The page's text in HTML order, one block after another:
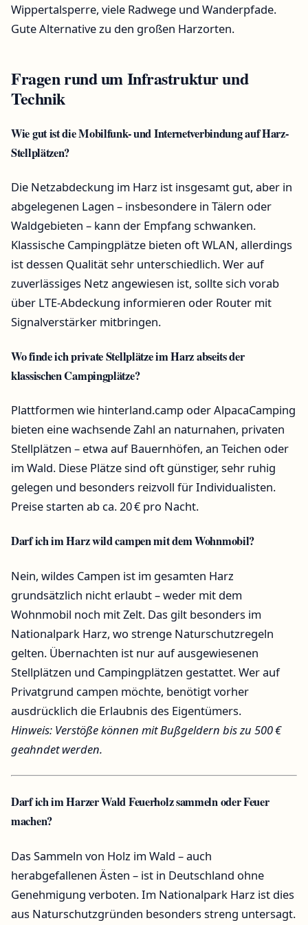
Wippertalsperre, viele Radwege und Wanderpfade.
Gute Alternative zu den großen Harzorten.
Fragen rund um Infrastruktur und
Technik
Wie gut ist die Mobilfunk- und Internetverbindung auf Harz-
Stellplätzen?
Die Netzabdeckung im Harz ist insgesamt gut, aber in
abgelegenen Lagen – insbesondere in Tälern oder
Waldgebieten – kann der Empfang schwanken.
Klassische Campingplätze bieten oft WLAN, allerdings
ist dessen Qualität sehr unterschiedlich. Wer auf
zuverlässiges Netz angewiesen ist, sollte sich vorab
über LTE-Abdeckung informieren oder Router mit
Signalverstärker mitbringen.
Wo finde ich private Stellplätze im Harz abseits der
klassischen Campingplätze?
Plattformen wie hinterland.camp oder AlpacaCamping
bieten eine wachsende Zahl an naturnahen, privaten
Stellplätzen – etwa auf Bauernhöfen, an Teichen oder
im Wald. Diese Plätze sind oft günstiger, sehr ruhig
gelegen und besonders reizvoll für Individualisten.
Preise starten ab ca. 20 € pro Nacht.
Darf ich im Harz wild campen mit dem Wohnmobil?
Nein, wildes Campen ist im gesamten Harz
grundsätzlich nicht erlaubt – weder mit dem
Wohnmobil noch mit Zelt. Das gilt besonders im
Nationalpark Harz, wo strenge Naturschutzregeln
gelten. Übernachten ist nur auf ausgewiesenen
Stellplätzen und Campingplätzen gestattet. Wer auf
Privatgrund campen möchte, benötigt vorher
ausdrücklich die Erlaubnis des Eigentümers.
Hinweis: Verstöße können mit Bußgeldern bis zu 500 €
geahndet werden.
Darf ich im Harzer Wald Feuerholz sammeln oder Feuer
machen?
Das Sammeln von Holz im Wald – auch
herabgefallenen Ästen – ist in Deutschland ohne
Genehmigung verboten. Im Nationalpark Harz ist dies
aus Naturschutzgründen besonders streng untersagt.